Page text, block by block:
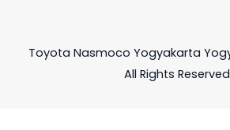
Toyota Nasmoco Yogyakarta
All Rights Reserved